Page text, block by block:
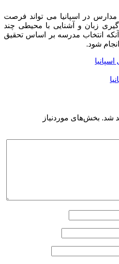
در اسپانیا می تواند فرصت
زبان و آشنایی با محیطی چند
انتخاب مدرسه بر اساس تحقیق
شود.
شد. بخش‌های موردنیاز